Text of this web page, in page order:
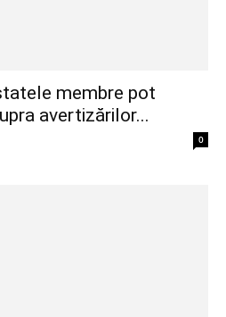
membre pot
avertizărilor...
0